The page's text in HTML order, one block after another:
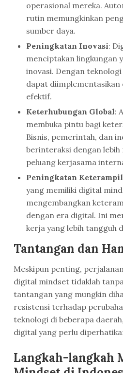
operasional mereka.
rutin memungkinkan
sumber daya.
Peningkatan Inovasi:
menciptakan lingkungan
inovasi. Dengan
dapat diimplementasikan
efektif.
Keterhubungan Global:
membuka pintu bagi
Bisnis, pemerintah, dan
berinteraksi dengan lebih
peluang kerjasama
Peningkatan
yang memiliki digital
mengembangkan
dengan era digital. Ini
kerja yang lebih tangguh
Tantangan dan
Meskipun penting,
digital mindset tidaklah
tantangan yang mungkin
resistensi terhadap
teknologi di beberapa
digital yang perlu
Langkah-langkah